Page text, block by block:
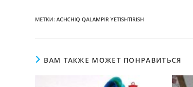
МЕТКИ: АCHCHIQ QALAMPIR YETISHTIRISH
ВАМ ТАКЖЕ МОЖЕТ ПОНРАВИТЬСЯ